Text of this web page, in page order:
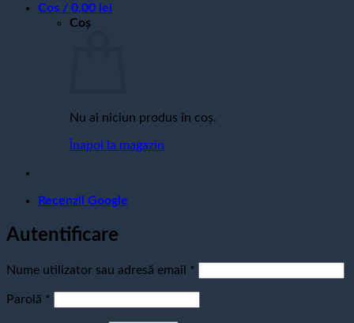
Coș / 0,00 lei
Coș
Nu ai niciun produs în coș.
Înapoi la magazin
Recenzii Google
Autentificare
Nume utilizator sau adresă email *
Parolă *